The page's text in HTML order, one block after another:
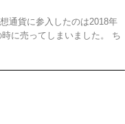
通貨に参入したのは2018年
に売ってしまいました。 ち